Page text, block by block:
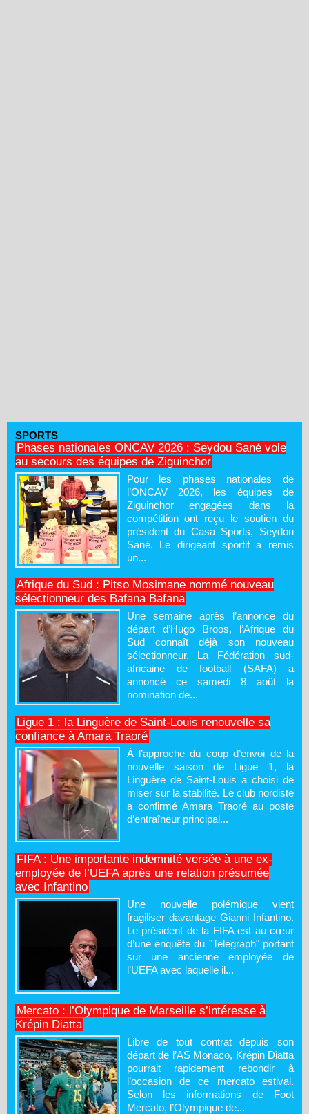
SPORTS
Phases nationales ONCAV 2026 : Seydou Sané vole
au secours des équipes de Ziguinchor
Pour les phases nationales de
l’ONCAV 2026, les équipes de
Ziguinchor engagées dans la
compétition ont reçu le soutien du
président du Casa Sports, Seydou
Sané. Le dirigeant sportif a remis
un...
Afrique du Sud : Pitso Mosimane nommé nouveau
sélectionneur des Bafana Bafana
Une semaine après l’annonce du
départ d’Hugo Broos, l’Afrique du
Sud connaît déjà son nouveau
sélectionneur. La Fédération sud-
africaine de football (SAFA) a
annoncé ce samedi 8 août la
nomination de...
Ligue 1 : la Linguère de Saint-Louis renouvelle sa
confiance à Amara Traoré
À l’approche du coup d’envoi de la
nouvelle saison de Ligue 1, la
Linguère de Saint-Louis a choisi de
miser sur la stabilité. Le club nordiste
a confirmé Amara Traoré au poste
d’entraîneur principal...
FIFA : Une importante indemnité versée à une ex-
employée de l’UEFA après une relation présumée
avec Infantino
Une nouvelle polémique vient
fragiliser davantage Gianni Infantino.
Le président de la FIFA est au cœur
d’une enquête du "Telegraph" portant
sur une ancienne employée de
l’UEFA avec laquelle il...
Mercato : l’Olympique de Marseille s’intéresse à
Krépin Diatta
Libre de tout contrat depuis son
départ de l’AS Monaco, Krépin Diatta
pourrait rapidement rebondir à
l’occasion de ce mercato estival.
Selon les informations de Foot
Mercato, l’Olympique de...